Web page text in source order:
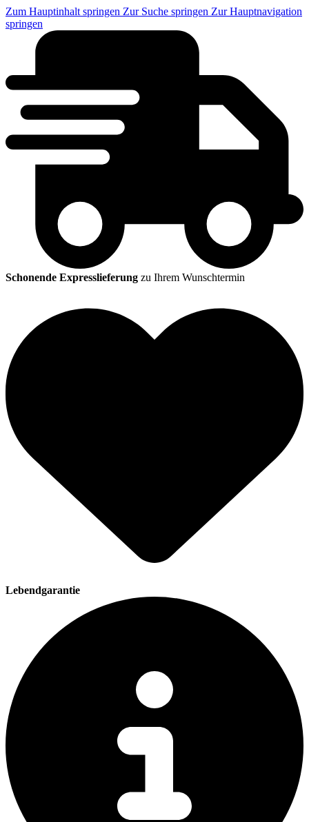
Zum Hauptinhalt springen Zur Suche springen Zur Hauptnavigation
springen
Schonende Expresslieferung zu Ihrem Wunschtermin
Lebendgarantie